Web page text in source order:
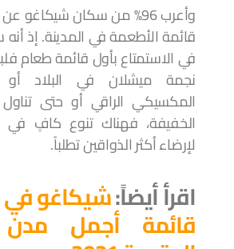
وأعرب 96% من سكان شيكاغو
قائمة الأطعمة في المدينة. إذ
في الاستمتاع بأول قائمة طعام
نجمة ميشلان في البلاد أو
المكسيكي الراقي أو حتى تناول
الخفيفة، فهناك تنوع كافٍ
لإرضاء أكثر الذواقين تطلباً.
اقرأ أيضاً:شيكاغو في
قائمة أجمل مدن